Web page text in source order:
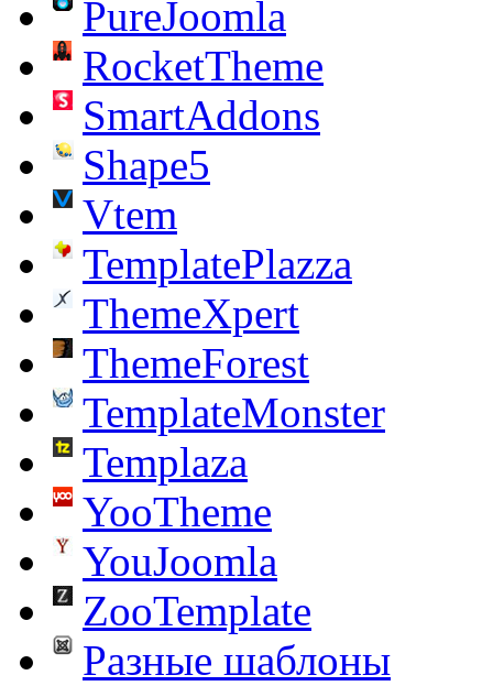
PureJoomla
RocketTheme
SmartAddons
Shape5
Vtem
TemplatePlazza
ThemeXpert
ThemeForest
TemplateMonster
Templaza
YooTheme
YouJoomla
ZooTemplate
Разные шаблоны